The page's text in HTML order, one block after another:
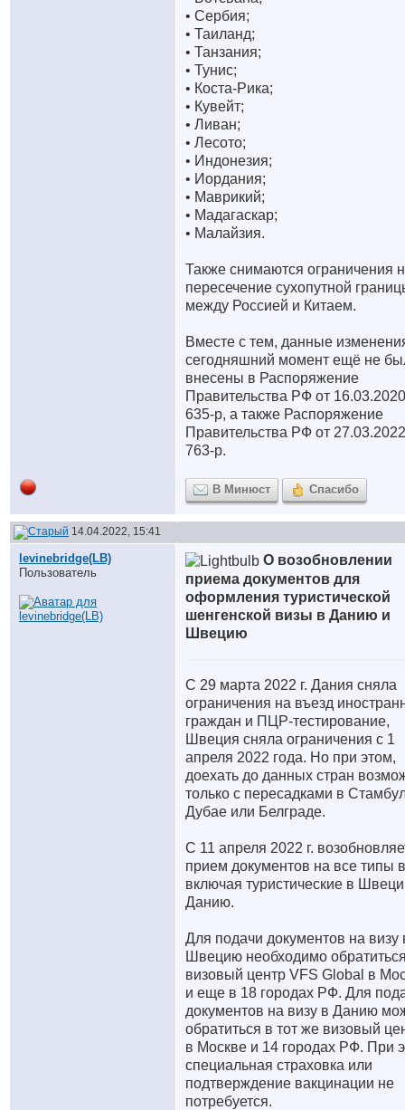
• Сербия;
• Таиланд;
• Танзания;
• Тунис;
• Коста-Рика;
• Кувейт;
• Ливан;
• Лесото;
• Индонезия;
• Иордания;
• Маврикий;
• Мадагаскар;
• Малайзия.
Также снимаются ограничения
пересечение сухопутной
между Россией и Китаем.
Вместе с тем, данные
сегодняшний момент ещё не
внесены в Распоряжение
Правительства РФ от
635-р, а также Распоряжение
Правительства РФ от 27.03.2022
763-р.
В Минюст Спасибо
14.04.2022, 15:41
levinebridge(LB)
Пользователь
О возобновлении
приема документов для
оформления туристической
шенгенской визы в Данию и
Швецию
С 29 марта 2022 г. Дания сняла
ограничения на въезд
граждан и ПЦР-тестирование,
Швеция сняла ограничения с 1
апреля 2022 года. Но при этом,
доехать до данных стран
только с пересадками в
Дубае или Белграде.
С 11 апреля 2022 г.
прием документов на все типы
включая туристические в
Данию.
Для подачи документов на визу
Швецию необходимо
визовый центр VFS Global в
и еще в 18 городах РФ. Для
документов на визу в Данию
обратиться в тот же визовый
в Москве и 14 городах РФ. При
специальная страховка или
подтверждение вакцинации не
потребуется.